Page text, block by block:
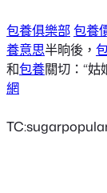
包養俱樂部包養
養意思半晌後，
和包養關切：“姑
網